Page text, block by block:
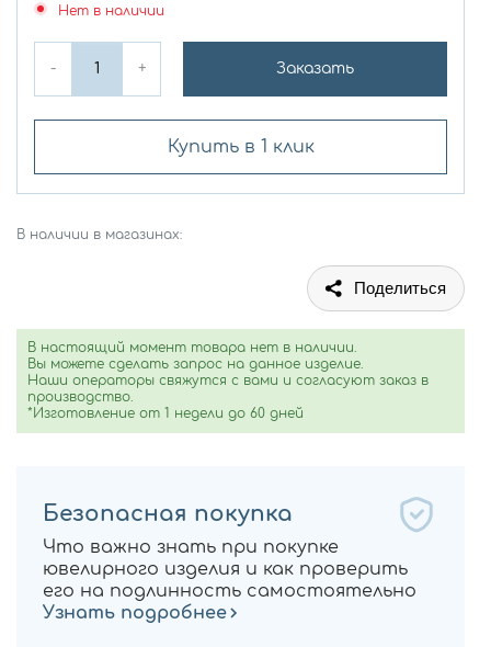
Нет в наличии
- + Заказать
Купить в 1 клик
В наличии в магазинах:
Поделиться
В настоящий момент товара нет в наличии.
Вы можете сделать запрос на данное изделие.
Наши операторы свяжутся с вами и согласуют заказ в
производство.
*Изготовление от 1 недели до 60 дней
Безопасная покупка
Что важно знать при покупке
ювелирного изделия и как проверить
его на подлинность самостоятельно
Узнать подробнее